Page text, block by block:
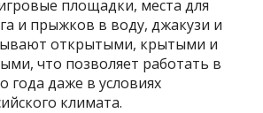
площадки, места для
и прыжков в воду, джакузи и
открытыми, крытыми и
что позволяет работать в
года даже в условиях
климата.